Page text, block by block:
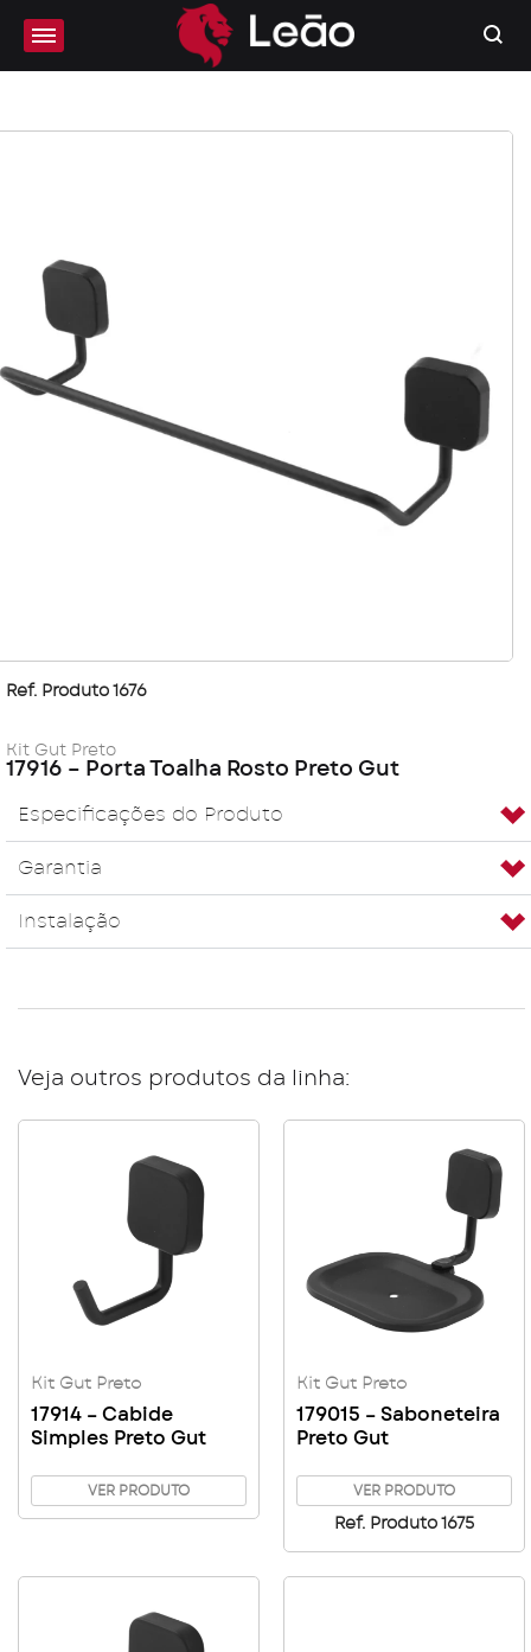
Ref. Produto 1676
Kit Gut Preto
17916 – Porta Toalha Rosto Preto Gut
Especificações do Produto
Garantia
Instalação
Veja outros produtos da linha:
Kit Gut Preto
17914 – Cabide
Simples Preto Gut
VER PRODUTO
Kit Gut Preto
179015 – Saboneteira
Preto Gut
VER PRODUTO
Ref. Produto 1675